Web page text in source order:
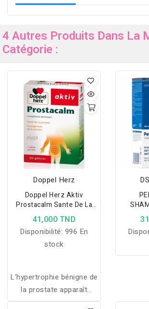
4 Autres Produits Dans La
Catégorie :
Doppel Herz
Doppel Herz Aktiv
Prostacalm Sante De La
Prostate
41,000 TND
Disponibilité: 996 En
stock
L‘hypertrophie bénigne de
la prostate apparaît
fréquemment chez les